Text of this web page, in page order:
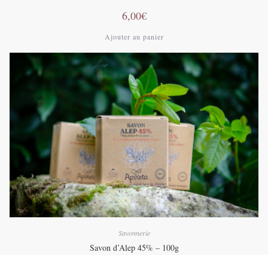
6,00€
Ajouter au panier
Savonnerie
Savon d’Alep 45% – 100g